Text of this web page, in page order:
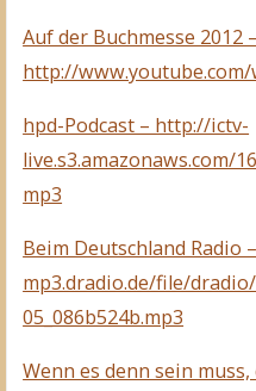
Auf der Buchmesse 2012 –
http://www.youtube.com/
hpd-Podcast – http://ictv-
live.s3.amazonaws.com/
mp3
Beim Deutschland Radio
mp3.dradio.de/file/
05_086b524b.mp3
Wenn es denn sein